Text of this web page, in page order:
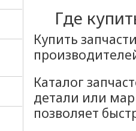
Где
Купить
Каталог
детали или
позволяет